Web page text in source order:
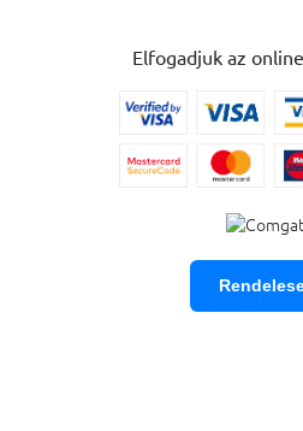
Elfogadjuk az